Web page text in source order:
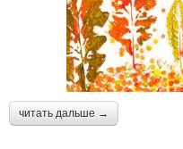
читать дальше →